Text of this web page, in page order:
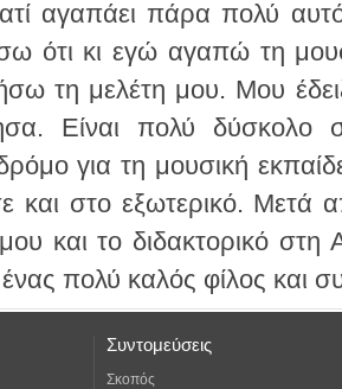
πολύ καλός φίλος και
Συντομεύσεις
Σκοπός